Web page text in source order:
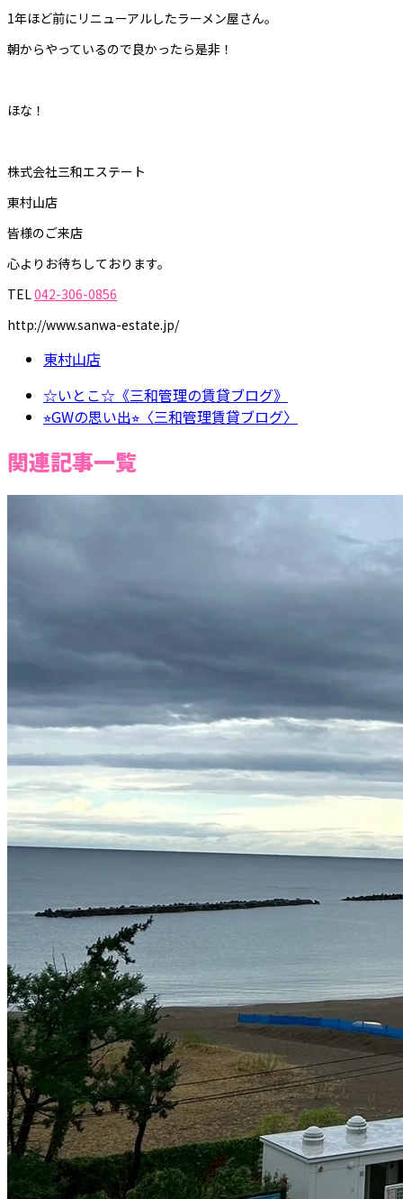
1年ほど前にリニューアルしたラーメン屋さん。
朝からやっているので良かったら是非！
ほな！
株式会社三和エステート
東村山店
皆様のご来店
心よりお待ちしております。
TEL042-306-0856
http://www.sanwa-estate.jp/
東村山店
☆いとこ☆《三和管理の賃貸ブログ》
⭐︎GWの思い出⭐︎〈三和管理賃貸ブログ〉
関連記事一覧